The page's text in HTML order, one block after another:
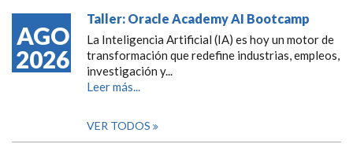
AGO
2026
Taller: Oracle Academy AI Bootcamp
La Inteligencia Artificial (IA) es hoy un motor de
transformación que redefine industrias, empleos,
investigación y...
Leer más...
VER TODOS